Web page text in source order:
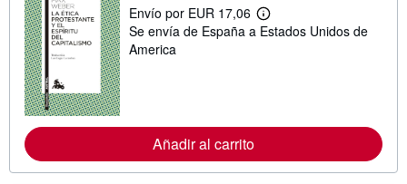
Envío por EUR 17,06
M
á
m
Se envía de España a Estados Unidos de
America
Añadir al carrito